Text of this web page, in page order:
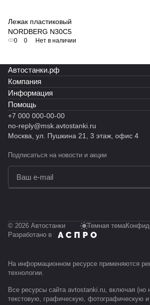
Лежак пластиковый
NORDBERG N30C5
0 0 Нет в наличии
Автостанки.рф
Компания
Информация
Помощь
+7 000 000-00-00
no-reply@msk.avtostanki.ru
Москва, ул. Пушкина 21, 3 этаж, офис 4
Подписаться на новости и акции
© 2026 Автостанки Темная тема
Разработано в
На информационном ресурсе применяются
технологии.
Все ресурсы сайта avtostanki.ru, включая (но
текстовую, графическую, фотографическую